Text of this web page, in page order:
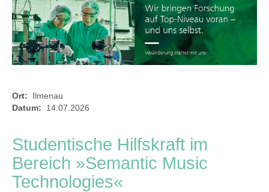
Ort: Ilmenau
Datum: 14.07.2026
Studentische Hilfskraft im
Bereich »Semantic Music
Technologies«